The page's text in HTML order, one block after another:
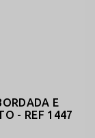
E
- REF 1447